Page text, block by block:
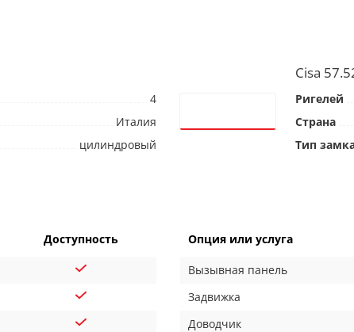
4
Италия
цилиндровый
Cisa
Ригелей
Страна
Тип
Доступность Опция или услуга
Вызывная панель
Задвижка
Доводчик